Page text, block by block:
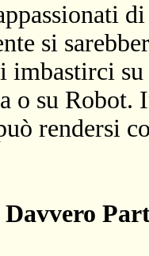
si
imbastirci
o su
rendersi